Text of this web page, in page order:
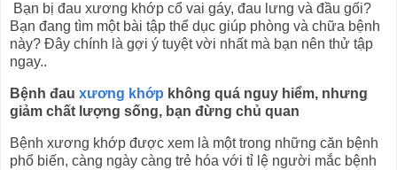
Bạn bị đau xương khớp cổ vai gáy, đau lưng và đầu gối?
Bạn đang tìm một bài tập thể dục giúp phòng và chữa bệnh
này? Đây chính là gợi ý tuyệt vời nhất mà bạn nên thử tập
ngay..
Bệnh đau xương khớp không quá nguy hiểm, nhưng
giảm chất lượng sống, bạn đừng chủ quan
Bệnh xương khớp được xem là một trong những căn bệnh
phổ biến, càng ngày càng trẻ hóa với tỉ lệ người mắc bệnh